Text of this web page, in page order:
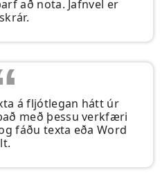
að nota. Jafnvel er
á fljótlegan hátt úr
með þessu verkfæri
fáðu texta eða Word